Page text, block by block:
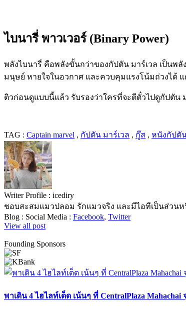
ไบนารี่ พาวเวอร์ (Binary Power)
พลังไบนารี่ คือพลังขั้นกว่าของกัปตัน มาร์เวล เป็นพ
มนุษย์ หายใจในอวกาศ และควบคุมแรงโน้มถ่วงได้ แ
ติวก่อนดูแบบนี้แล้ว รับรองว่าใครที่จะตีตั๋วไปดูกัปตัน
TAG : Captain marvel , กัปตัน มาร์เวล , กู๊ส , หนังกัปตั
Writer Profile : icediry
ชอบสะสมแมวปลอม รักแมวจริง และมีไอทีเป็นส่วนห
Blog : Social Media : Facebook, Twitter
View all post
Founding Sponsors
พาเดิน 4 ไฮไลท์เด็ด เน้นๆ ที่ CentralPlaza